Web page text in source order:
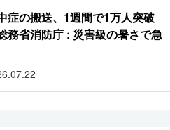
症の搬送、1週間で1万人突破
務省消防庁 : 災害級の暑さで急